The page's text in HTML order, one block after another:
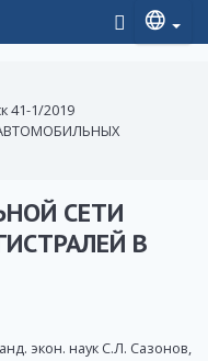
41-1/2019
СЕТИ
В
экон. наук С.Л. Сазонов,